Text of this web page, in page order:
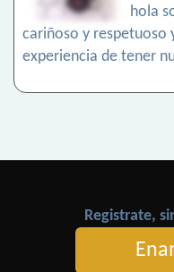
hola
cariñoso y respetuoso
experiencia de tener
Registrate,